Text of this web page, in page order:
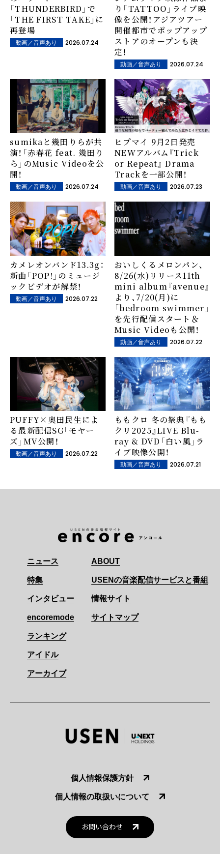
「THUNDERBIRD」で
「THE FIRST TAKE」に
再登場
動画／音声あり 2026.07.24
り「TATTOO」ライブ映
像を公開！アジアツアー
開催都市でポップアップ
ストアのオープンも決
定！
動画／音声あり 2026.07.24
sumikaと幾田りらが共
演！「赤春花 feat. 幾田り
ら」のMusic Videoを公
開！
動画／音声あり 2026.07.24
ヒプマイ 9月2日発売
NEWアルバム『Trick
or Repeat』 Drama
Trackを一部公開！
動画／音声あり 2026.07.23
カメレオンバンド13.3g：
新曲「POP!」のミュージ
ックビデオが解禁！
動画／音声あり 2026.07.22
おいしくるメロンパン、
8/26(水)リリース11th
mini album『avenue』
より、7/20(月)に
「bedroom swimmer」
を先行配信スタート＆
Music Videoも公開！
動画／音声あり 2026.07.22
PUFFY×奥田民生によ
る最新配信SG「モヤー
ズ」MV公開！
動画／音声あり 2026.07.22
ももクロ 冬の祭典『もも
クリ2025』LIVE Blu-
ray & DVD「白い風」ラ
イブ映像公開！
動画／音声あり 2026.07.21
ニュース
特集
インタビュー
encoremode
ランキング
アイドル
アーカイブ
ABOUT
USENの音楽配信サービスと番組
情報サイト
サイトマップ
個人情報保護方針
個人情報の取扱いについて
お問い合わせ